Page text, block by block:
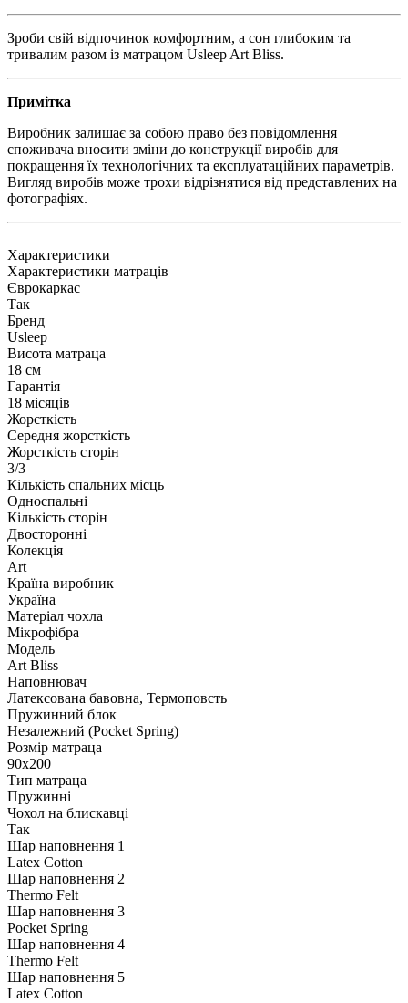
Зроби свій відпочинок комфортним, а сон глибоким та
тривалим разом із матрацом Usleep Art Bliss.
Примітка
Виробник залишає за собою право без повідомлення
споживача вносити зміни до конструкції виробів для
покращення їх технологічних та експлуатаційних параметрів.
Вигляд виробів може трохи відрізнятися від представлених на
фотографіях.
Характеристики
Характеристики матраців
Єврокаркас
Так
Бренд
Usleep
Висота матраца
18 см
Гарантія
18 місяців
Жорсткість
Середня жорсткість
Жорсткість сторін
3/3
Кількість спальних місць
Односпальні
Кількість сторін
Двосторонні
Колекція
Art
Країна виробник
Україна
Матеріал чохла
Мікрофібра
Модель
Art Bliss
Наповнювач
Латексована бавовна, Термоповсть
Пружинний блок
Незалежний (Pocket Spring)
Розмір матраца
90х200
Тип матраца
Пружинні
Чохол на блискавці
Так
Шар наповнення 1
Latex Cotton
Шар наповнення 2
Thermo Felt
Шар наповнення 3
Pocket Spring
Шар наповнення 4
Thermo Felt
Шар наповнення 5
Latex Cotton